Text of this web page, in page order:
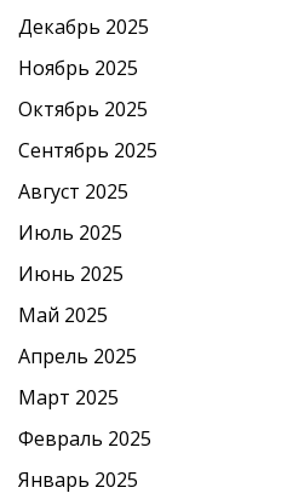
Декабрь 2025
Ноябрь 2025
Октябрь 2025
Сентябрь 2025
Август 2025
Июль 2025
Июнь 2025
Май 2025
Апрель 2025
Март 2025
Февраль 2025
Январь 2025